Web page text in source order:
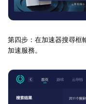
第四步：在加速器搜尋框
加速服務。